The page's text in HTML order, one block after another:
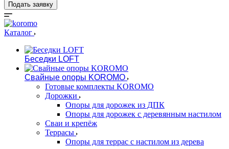
Подать заявку
Каталог
Беседки LOFT
Свайные опоры KOROMO
Готовые комплекты KOROMO
Дорожки
Опоры для дорожек из ДПК
Опоры для дорожек с деревянным настилом
Сваи и крепёж
Террасы
Опоры для террас с настилом из дерева